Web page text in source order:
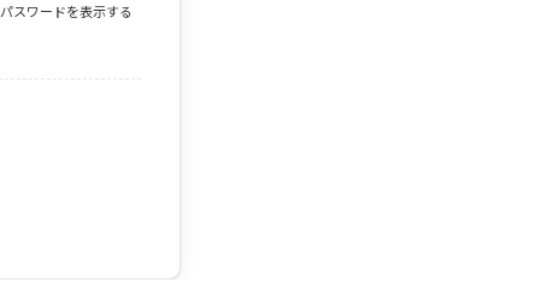
パスワードを表示する